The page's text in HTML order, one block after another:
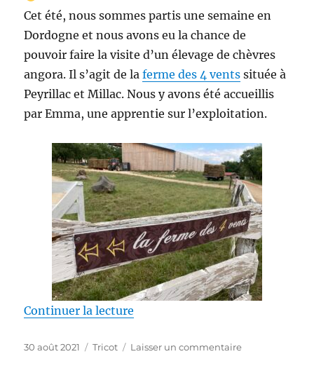
Cet été, nous sommes partis une semaine en
Dordogne et nous avons eu la chance de
pouvoir faire la visite d’un élevage de chèvres
angora. Il s’agit de laferme des 4 vents située à
Peyrillac et Millac. Nous y avons été accueillis
par Emma, une apprentie sur l’exploitation.
Continuer la lecture
Publié
30 août 2021 Catégories
Tricot Laisser un commentairesur